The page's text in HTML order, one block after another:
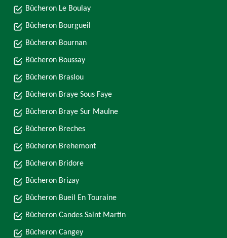
Bûcheron Le Boulay
Bûcheron Bourgueil
Bûcheron Bournan
Bûcheron Boussay
Bûcheron Braslou
Bûcheron Braye Sous Faye
Bûcheron Braye Sur Maulne
Bûcheron Breches
Bûcheron Brehemont
Bûcheron Bridore
Bûcheron Brizay
Bûcheron Bueil En Touraine
Bûcheron Candes Saint Martin
Bûcheron Cangey